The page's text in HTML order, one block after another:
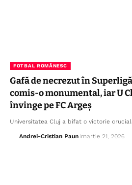
FOTBAL ROMÂNESC
​Gafă de necrezut în
comis-o monumental, iar U
învinge pe FC Argeș
Universitatea Cluj a bifat o victorie
Andrei-Cristian Paun martie 21, 2026